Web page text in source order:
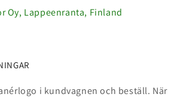
Oy, Lappeenranta, Finland
i kundvagnen och beställ. När